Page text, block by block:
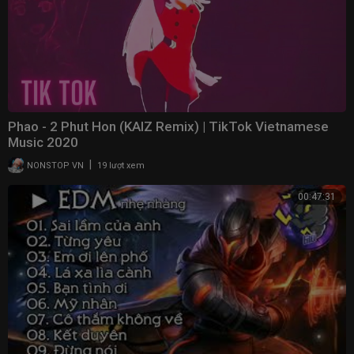
Phao - 2 Phut Hon (KAIZ Remix) | TikTok Vietnamese
Music 2020
NONSTOP VN 19 lượt xem
00:47:31